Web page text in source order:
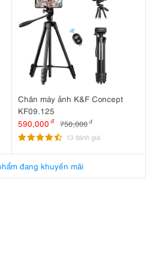
chuyển đổi nhanh giữa chụp ngang
phong cảnh, chân dung hoặc quay
Chân máy ảnh K&F Concept
KF09.125
590,000 đ 750,000 đ
13 đánh giá
đang khuyến mãi